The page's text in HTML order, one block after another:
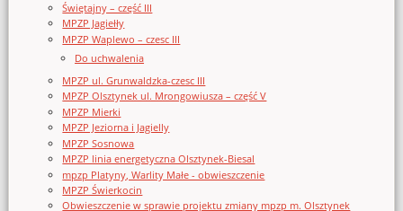
Świętajny – część III
MPZP Jagiełły
MPZP Waplewo – czesc III
Do uchwalenia
MPZP ul. Grunwaldzka-czesc III
MPZP Olsztynek ul. Mrongowiusza – część V
MPZP Mierki
MPZP Jeziorna i Jagielly
MPZP Sosnowa
MPZP linia energetyczna Olsztynek-Biesal
mpzp Platyny, Warlity Małe - obwieszczenie
MPZP Świerkocin
Obwieszczenie w sprawie projektu zmiany mpzp m. Olsztynek